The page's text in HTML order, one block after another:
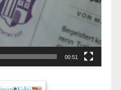
00:51